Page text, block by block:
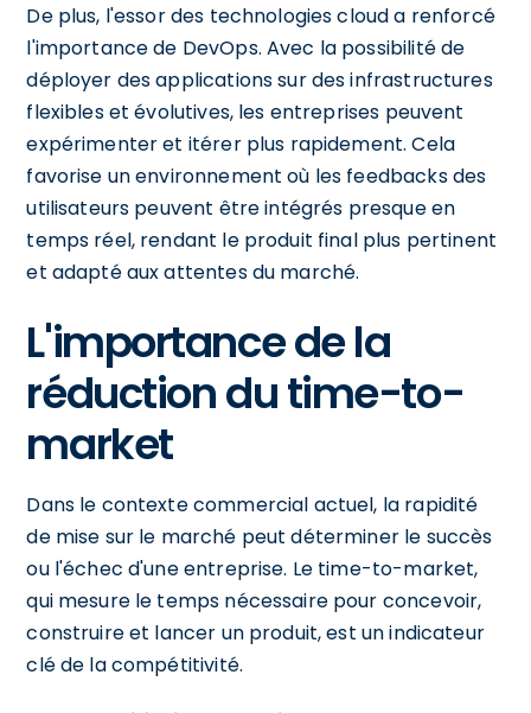
De plus, l'essor des technologies cloud a renforcé
l'importance de DevOps. Avec la possibilité de
déployer des applications sur des infrastructures
flexibles et évolutives, les entreprises peuvent
expérimenter et itérer plus rapidement. Cela
favorise un environnement où les feedbacks des
utilisateurs peuvent être intégrés presque en
temps réel, rendant le produit final plus pertinent
et adapté aux attentes du marché.
L'importance de la
réduction du time-to-
market
Dans le contexte commercial actuel, la rapidité
de mise sur le marché peut déterminer le succès
ou l'échec d'une entreprise. Le time-to-market,
qui mesure le temps nécessaire pour concevoir,
construire et lancer un produit, est un indicateur
clé de la compétitivité.